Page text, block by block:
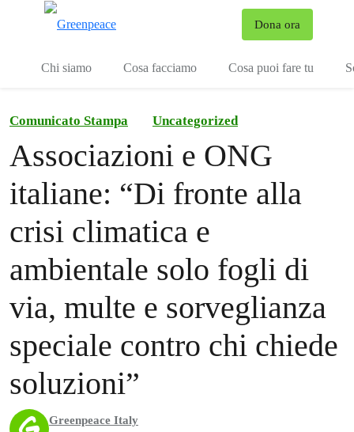
Dona ora
Chi siamo Cosa facciamo Cosa puoi fare tu
Comunicato Stampa Uncategorized
Associazioni e ONG
italiane: “Di fronte alla
crisi climatica e
ambientale solo fogli di
via, multe e sorveglianza
speciale contro chi chiede
soluzioni”
Greenpeace Italy